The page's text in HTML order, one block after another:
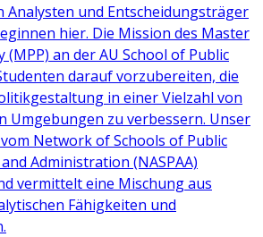
Analysten und Entscheidungsträger
hier. Die Mission des Master
(MPP) an der AU School of Public
darauf vorzubereiten, die
in einer Vielzahl von
Umgebungen zu verbessern. Unser
Network of Schools of Public
Administration (NASPAA)
vermittelt eine Mischung aus
Fähigkeiten und